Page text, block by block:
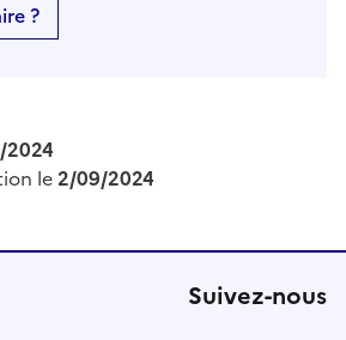
?
le2/09/2024
Suivez-nous